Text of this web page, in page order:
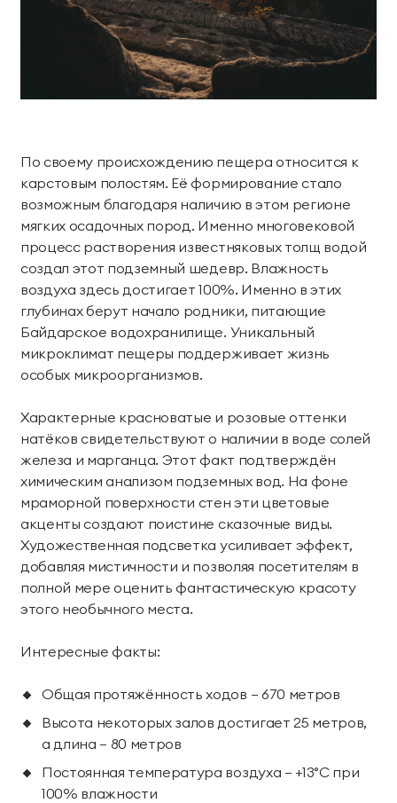
По своему происхождению пещера относится к
карстовым полостям. Её формирование стало
возможным благодаря наличию в этом регионе
мягких осадочных пород. Именно многовековой
процесс растворения известняковых толщ водой
создал этот подземный шедевр. Влажность
воздуха здесь достигает 100%. Именно в этих
глубинах берут начало родники, питающие
Байдарское водохранилище. Уникальный
микроклимат пещеры поддерживает жизнь
особых микроорганизмов.
Характерные красноватые и розовые оттенки
натёков свидетельствуют о наличии в воде солей
железа и марганца. Этот факт подтверждён
химическим анализом подземных вод. На фоне
мраморной поверхности стен эти цветовые
акценты создают поистине сказочные виды.
Художественная подсветка усиливает эффект,
добавляя мистичности и позволяя посетителям в
полной мере оценить фантастическую красоту
этого необычного места.
Интересные факты:
Общая протяжённость ходов — 670 метров
Высота некоторых залов достигает 25 метров,
а длина — 80 метров
Постоянная температура воздуха — +13°C при
100% влажности